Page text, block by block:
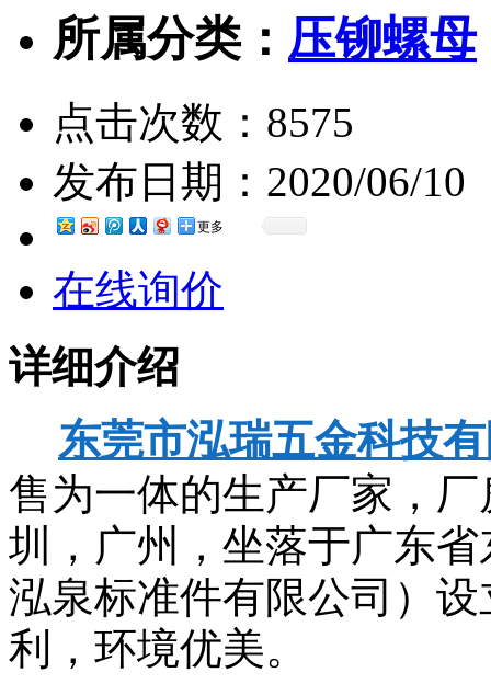
所属分类： 压铆螺母
点击次数： 8575
发布日期： 2020/06/10
更多
在线询价
详细介绍
东莞市泓瑞五金科技
售为一体的生产厂家，
圳，广州，坐落于广东
泓泉标准件有限公司）
利，环境优美。